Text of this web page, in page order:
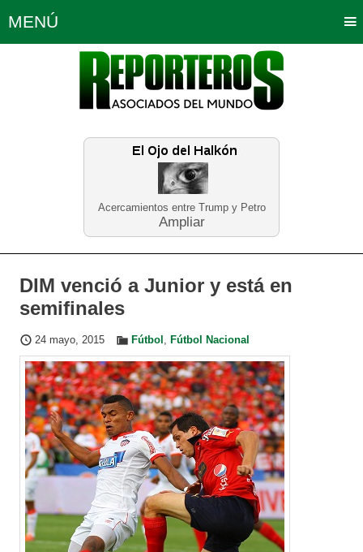
Acercamientos entre Trump y Petro
Ampliar
MENÚ
Política Opinión Bogotá
Planeta Tierra Deportes
Educación Neira
DIM venció a Junior y está en
semifinales
24 mayo, 2015 Fútbol , Fútbol Nacional